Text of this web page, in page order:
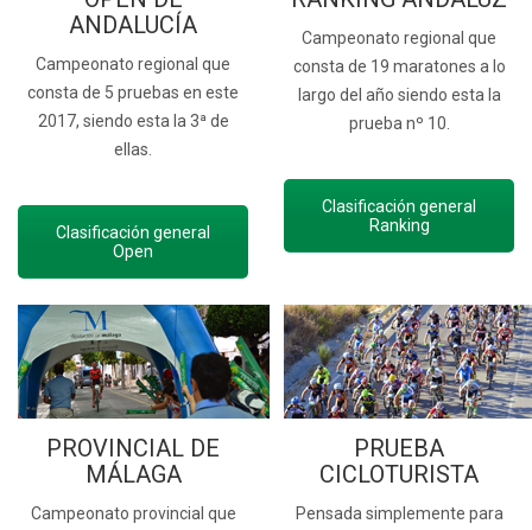
ANDALUCÍA
Campeonato regional que
consta de 5 pruebas en este
2017, siendo esta la 3ª de
ellas.
Clasificación general
Open
Campeonato regional que
consta de 19 maratones a lo
largo del año siendo esta la
prueba nº 10.
Clasificación general
Ranking
PROVINCIAL DE
MÁLAGA
Campeonato provincial que
PRUEBA
CICLOTURISTA
Pensada simplemente para